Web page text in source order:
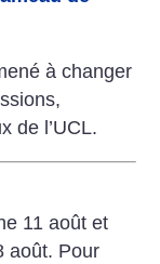
à changer
de l’UCL.
11 août et
août. Pour